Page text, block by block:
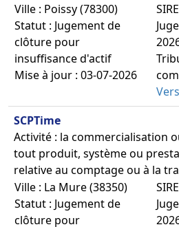
Ville : Poissy (78300)
Statut : Jugement de
clôture pour
insuffisance d'actif
Mise à jour : 03-07-2026
SCPTime
Activité : la commercialisation
tout produit, système ou
relative au comptage ou à la
Ville : La Mure (38350)
Statut : Jugement de
clôture pour